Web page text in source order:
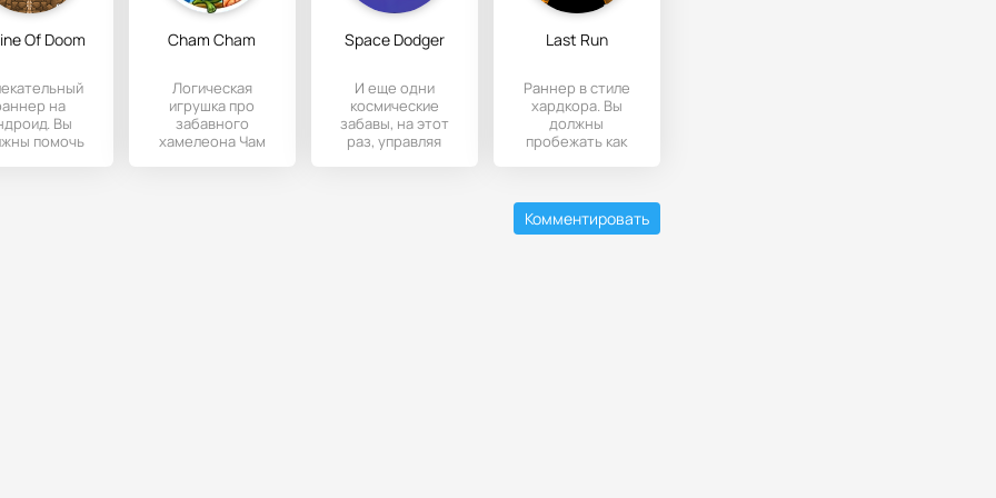
Of Doom
на
Вы
помочь
Cham Cham
Логическая
игрушка про
забавного
хамелеона Чам
Space Dodger
И еще одни
космические
забавы, на этот
раз, управляя
Last Run
Раннер в стиле
хардкора. Вы
должны
пробежать как
Комментировать